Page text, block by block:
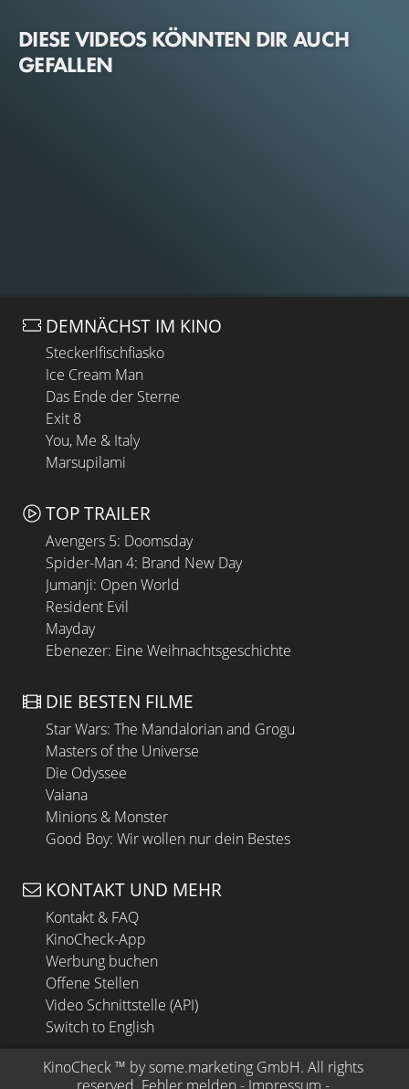
DIESE VIDEOS KÖNNTEN DIR AUCH
GEFALLEN
DEMNÄCHST IM KINO
Steckerlfischfiasko
Ice Cream Man
Das Ende der Sterne
Exit 8
You, Me & Italy
Marsupilami
TOP TRAILER
Avengers 5: Doomsday
Spider-Man 4: Brand New Day
Jumanji: Open World
Resident Evil
Mayday
Ebenezer: Eine Weihnachtsgeschichte
DIE BESTEN FILME
Star Wars: The Mandalorian and Grogu
Masters of the Universe
Die Odyssee
Vaiana
Minions & Monster
Good Boy: Wir wollen nur dein Bestes
KONTAKT UND MEHR
Kontakt & FAQ
KinoCheck-App
Werbung buchen
Offene Stellen
Video Schnittstelle (API)
Switch to English
KinoCheck ™ by some.marketing GmbH. All rights
reserved. Fehler melden - Impressum -